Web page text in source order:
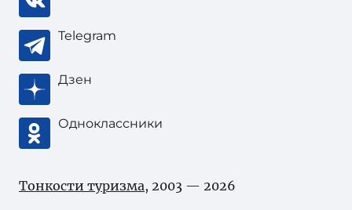
Telegram
Дзен
Одноклассники
Тонкости туризма, 2003 — 2026